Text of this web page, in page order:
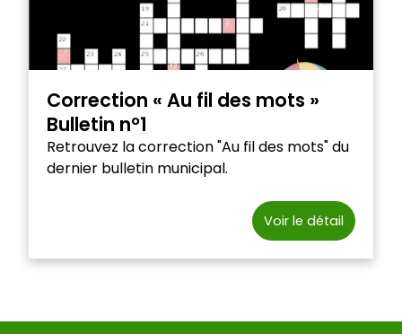
Correction « Au fil des mots »
Bulletin n°1
Retrouvez la correction "Au fil des mots" du
dernier bulletin municipal.
Voir le détail